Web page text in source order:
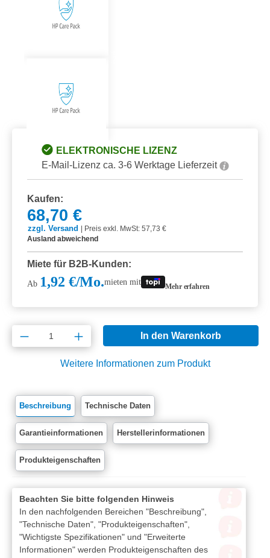
ELEKTRONISCHE LIZENZ
E-Mail-Lizenz ca. 3-6 Werktage Lieferzeit
Kaufen:
68,70 €
zzgl. Versand
Preis exkl. MwSt: 57,73 €
Ausland abweichend
Miete für B2B-Kunden:
Ab 1,92 €/Mo.mieten mit Mehr erfahren
Produkt Anzahl: Gib den gewünschten
In den Warenkorb
Weitere Informationen zum Produkt
Beschreibung Technische Daten
Garantieinformationen Herstellerinformationen
Produkteigenschaften
Beachten Sie bitte folgenden Hinweis
In den nachfolgenden Bereichen "Beschreibung",
"Technische Daten", "Produkteigenschaften",
"Wichtigste Spezifikationen" und "Erweiterte
Informationen" werden Produkteigenschaften des